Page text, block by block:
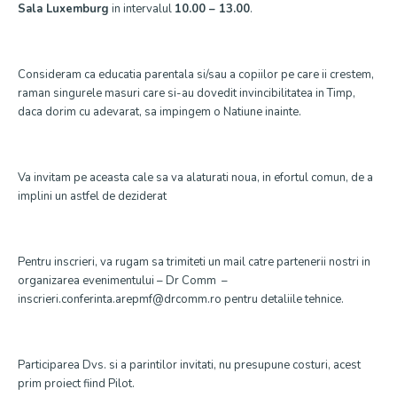
Sala Luxemburg in intervalul 10.00 – 13.00.
Consideram ca educatia parentala si/sau a copiilor pe care ii crestem,
raman singurele masuri care si-au dovedit invincibilitatea in Timp,
daca dorim cu adevarat, sa impingem o Natiune inainte.
Va invitam pe aceasta cale sa va alaturati noua, in efortul comun, de a
implini un astfel de deziderat
Pentru inscrieri, va rugam sa trimiteti un mail catre partenerii nostri in
organizarea evenimentului – Dr Comm –
inscrieri.conferinta.arepmf@drcomm.ro pentru detaliile tehnice.
Participarea Dvs. si a parintilor invitati, nu presupune costuri, acest
prim proiect fiind Pilot.